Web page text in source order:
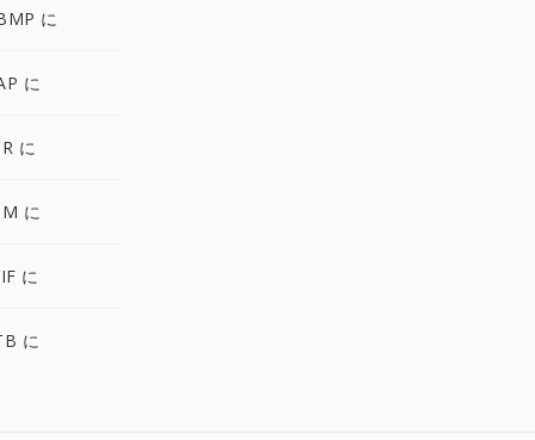
に
に
に
に
に
に